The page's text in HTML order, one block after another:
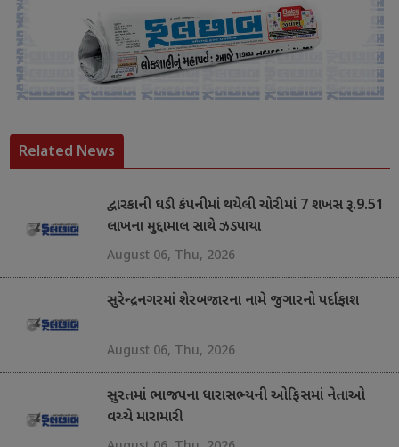
Related News
દ્વારકાની ઘડી કંપનીમાં થયેલી ચોરીમાં 7 શખસ રૂ.9.51
લાખના મુદ્દામાલ સાથે ઝડપાયા
August 06, Thu, 2026
સુરેન્દ્રનગરમાં શેરબજારના નામે જુગારનો પર્દાફાશ
August 06, Thu, 2026
સુરતમાં ભાજપના ધારાસભ્યની ઓફિસમાં નેતાઓ
વચ્ચે મારામારી